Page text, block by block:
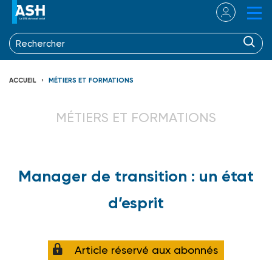
ACCUEIL MÉTIERS ET FORMATIONS
MÉTIERS ET FORMATIONS
Manager de transition : un état
d’esprit
Article réservé aux abonnés